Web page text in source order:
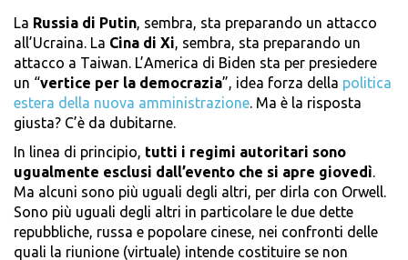
La Russia di Putin, sembra, sta preparando un attacco
all’Ucraina. La Cina di Xi, sembra, sta preparando un
attacco a Taiwan. L’America di Biden sta per presiedere
un “vertice per la democrazia”, idea forza della politica
estera della nuova amministrazione. Ma è la risposta
giusta? C’è da dubitarne.
In linea di principio, tutti i regimi autoritari sono
ugualmente esclusi dall’evento che si apre giovedì.
Ma alcuni sono più uguali degli altri, per dirla con Orwell.
Sono più uguali degli altri in particolare le due dette
repubbliche, russa e popolare cinese, nei confronti delle
quali la riunione (virtuale) intende costituire se non